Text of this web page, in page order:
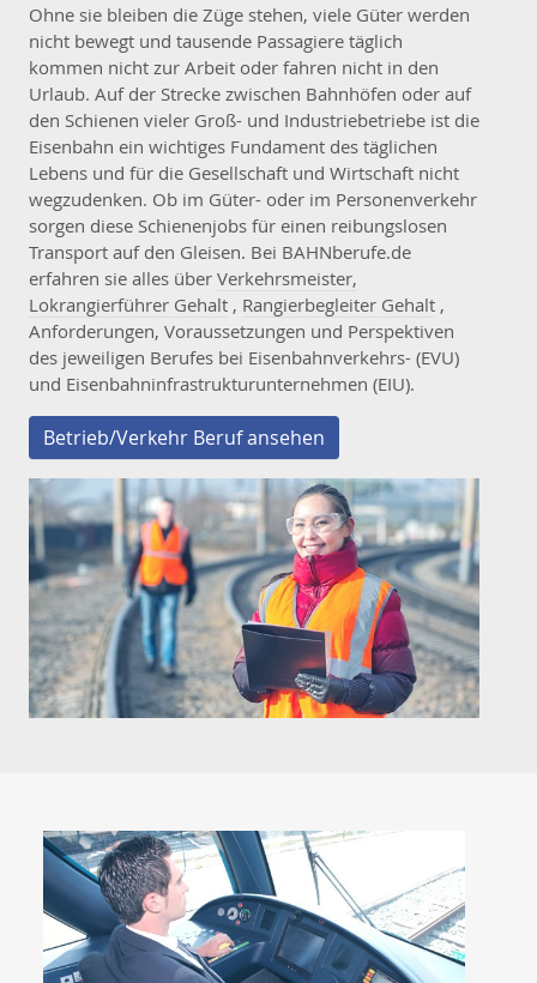
Ohne sie bleiben die Züge stehen, viele Güter werden
nicht bewegt und tausende Passagiere täglich
kommen nicht zur Arbeit oder fahren nicht in den
Urlaub. Auf der Strecke zwischen Bahnhöfen oder auf
den Schienen vieler Groß- und Industriebetriebe ist die
Eisenbahn ein wichtiges Fundament des täglichen
Lebens und für die Gesellschaft und Wirtschaft nicht
wegzudenken. Ob im Güter- oder im Personenverkehr
sorgen diese Schienenjobs für einen reibungslosen
Transport auf den Gleisen. Bei BAHNberufe.de
erfahren sie alles über Verkehrsmeister,
Lokrangierführer Gehalt , Rangierbegleiter Gehalt ,
Anforderungen, Voraussetzungen und Perspektiven
des jeweiligen Berufes bei Eisenbahnverkehrs- (EVU)
und Eisenbahninfrastrukturunternehmen (EIU).
Betrieb/Verkehr Beruf ansehen